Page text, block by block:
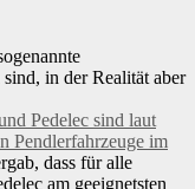
in der Realität aber
Pedelec sind laut
Pendlerfahrzeuge im
dass für alle
am geeignetsten